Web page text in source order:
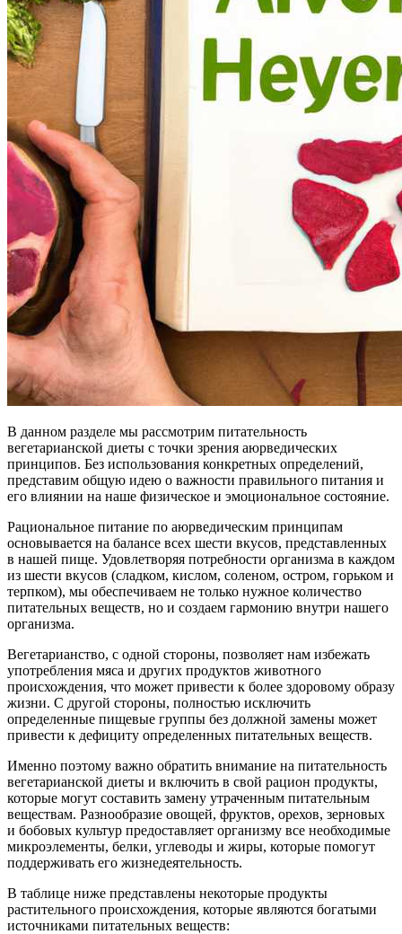
В данном разделе мы рассмотрим питательность
вегетарианской диеты с точки зрения аюрведических
принципов. Без использования конкретных определений,
представим общую идею о важности правильного питания и
его влиянии на наше физическое и эмоциональное состояние.
Рациональное питание по аюрведическим принципам
основывается на балансе всех шести вкусов, представленных
в нашей пище. Удовлетворяя потребности организма в каждом
из шести вкусов (сладком, кислом, соленом, остром, горьком и
терпком), мы обеспечиваем не только нужное количество
питательных веществ, но и создаем гармонию внутри нашего
организма.
Вегетарианство, с одной стороны, позволяет нам избежать
употребления мяса и других продуктов животного
происхождения, что может привести к более здоровому образу
жизни. С другой стороны, полностью исключить
определенные пищевые группы без должной замены может
привести к дефициту определенных питательных веществ.
Именно поэтому важно обратить внимание на питательность
вегетарианской диеты и включить в свой рацион продукты,
которые могут составить замену утраченным питательным
веществам. Разнообразие овощей, фруктов, орехов, зерновых
и бобовых культур предоставляет организму все необходимые
микроэлементы, белки, углеводы и жиры, которые помогут
поддерживать его жизнедеятельность.
В таблице ниже представлены некоторые продукты
растительного происхождения, которые являются богатыми
источниками питательных веществ: